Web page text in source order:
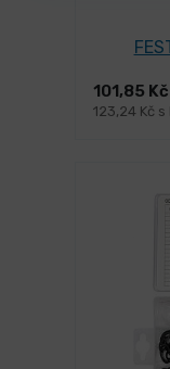
101,85 Kč
123,24 Kč s